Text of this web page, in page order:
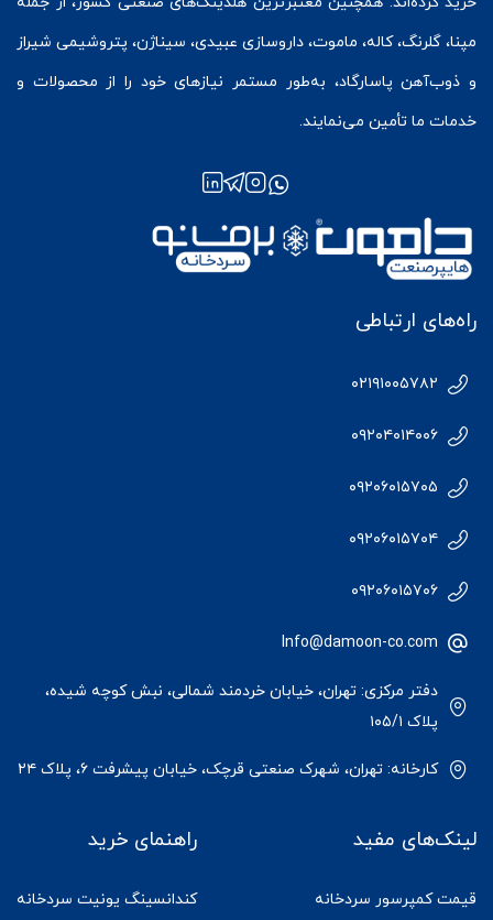
مپنا، گلرنگ، کاله، ماموت، داروسازی عبیدی، سیناژن، پتروشیمی شیراز
و ذوب‌آهن پاسارگاد، به‌طور مستمر نیازهای خود را از محصولات و
خدمات ما تأمین می‌نمایند.
راه‌های ارتباطی
۰۲۱۹۱۰۰۵۷۸۲
۰۹۲۰۴۰۱۴۰۰۶
۰۹۲۰۶۰۱۵۷۰۵
۰۹۲۰۶۰۱۵۷۰۴
۰۹۲۰۶۰۱۵۷۰۶
Info@damoon-co.com
دفتر مرکزی: تهران، خیابان خردمند شمالی، نبش کوچه شیده،
پلاک ۱۰۵/۱
کارخانه: تهران، شهرک صنعتی قرچک، خیابان پیشرفت ۶، پلاک ۲۴
لینک‌های مفید
قیمت کمپرسور سردخانه
راهنمای خرید
کندانسینگ یونیت سردخانه